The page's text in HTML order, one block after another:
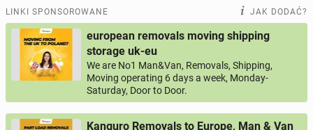
LINKI SPONSOROWANE JAK DODAĆ?
european removals moving shipping
storage uk-eu
We are No1 Man&Van, Removals, Shipping,
Moving operating 6 days a week, Monday-
Saturday, Door to Door.
Kanguro Removals to Europe, Man & Van